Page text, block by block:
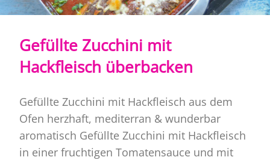
Gefüllte Zucchini mit
Hackfleisch überbacken
Gefüllte Zucchini mit Hackfleisch aus dem
Ofen herzhaft, mediterran & wunderbar
aromatisch Gefüllte Zucchini mit Hackfleisch
in einer fruchtigen Tomatensauce und mit